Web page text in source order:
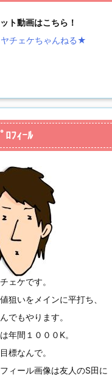
ト動画はこちら！
チェケちゃんねる★
ﾛﾌｨｰﾙ
ェケです。
狙いをメインに平打ち、
でもやります。
年間１０００K。
標なんで。
ィール画像は友人のS田に